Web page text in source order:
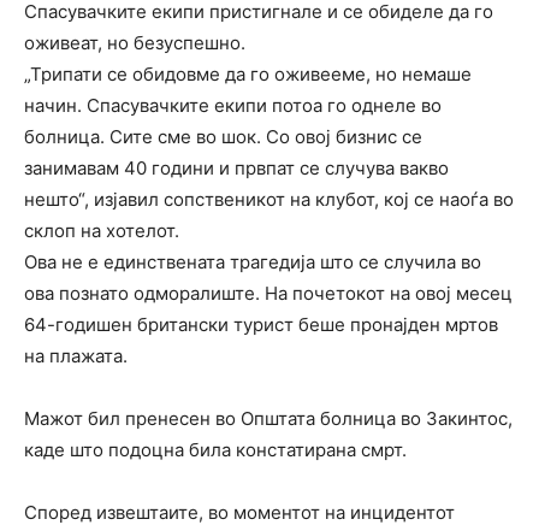
Спасувачките екипи пристигнале и се обиделе да го
оживеат, но безуспешно.
„Трипати се обидовме да го оживееме, но немаше
начин. Спасувачките екипи потоа го однеле во
болница. Сите сме во шок. Со овој бизнис се
занимавам 40 години и првпат се случува вакво
нешто“, изјавил сопственикот на клубот, кој се наоѓа во
склоп на хотелот.
Ова не е единствената трагедија што се случила во
ова познато одморалиште. На почетокот на овој месец
64-годишен британски турист беше пронајден мртов
на плажата.
Мажот бил пренесен во Општата болница во Закинтос,
каде што подоцна била констатирана смрт.
Според извештаите, во моментот на инцидентот